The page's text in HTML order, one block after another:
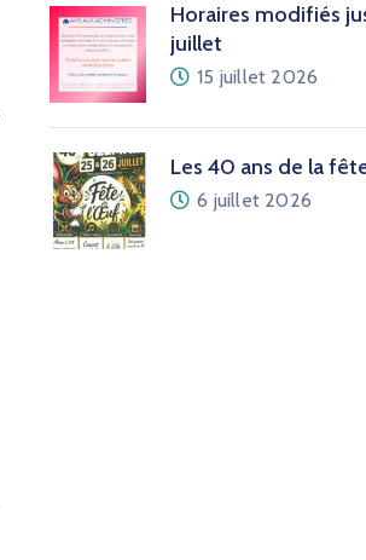
Horaires modifiés
juillet
15 juillet 2026
Les 40 ans de la
6 juillet 2026